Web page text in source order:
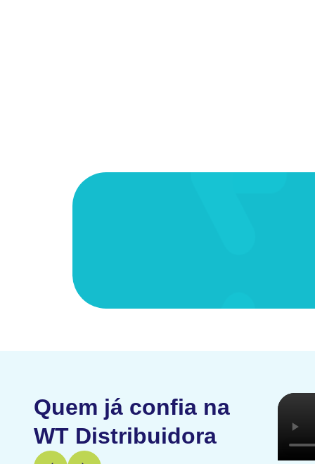
Quem já confia na
WT Distribuidora